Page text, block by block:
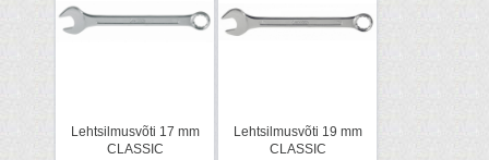
Lehtsilmusvõti 17 mm
CLASSIC
Lehtsilmusvõti 19 mm
CLASSIC